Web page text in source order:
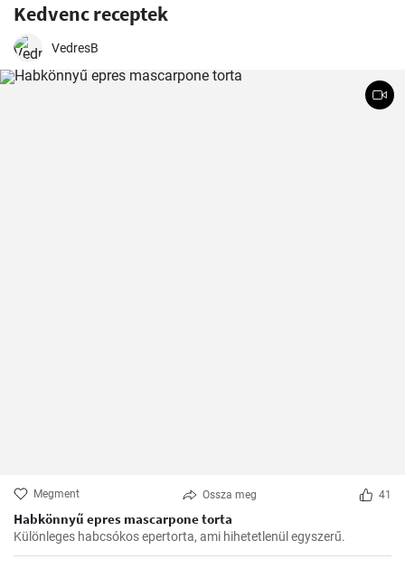
Kedvenc receptek
VedresB
Megment Ossza meg 41
Habkönnyű epres mascarpone torta
Különleges habcsókos epertorta, ami hihetetlenül egyszerű.